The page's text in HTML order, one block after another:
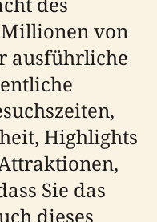
Millionen von
ausführliche
Highlights
Sie das
dieses